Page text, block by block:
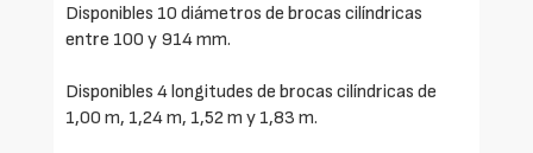
Disponibles 10 diámetros de brocas cilíndricas
entre 100 y 914 mm.
Disponibles 4 longitudes de brocas cilíndricas de
1,00 m, 1,24 m, 1,52 m y 1,83 m.